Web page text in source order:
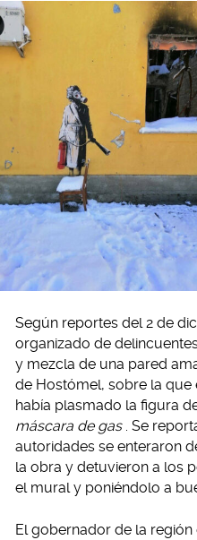
Según reportes del 2 de
organizado de
y mezcla de una pared
de Hostómel, sobre la que
había plasmado la figura
máscara de gas . Se
autoridades se enteraron
la obra y detuvieron a los
el mural y poniéndolo a
El gobernador de la región